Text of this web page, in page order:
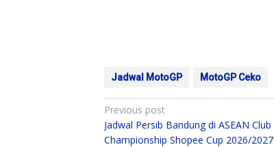
Jadwal MotoGP MotoGP Ceko
Post
navigation
Previous post
Jadwal Persib Bandung di ASEAN Club
Championship Shopee Cup 2026/2027